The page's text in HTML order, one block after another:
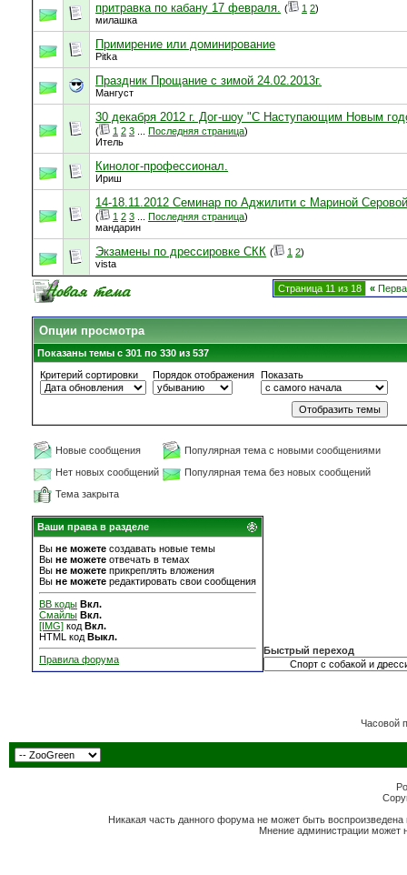
притравка по кабану 17 февраля. ( 1 2)
милашка
Примирение или доминирование
Pitka
Праздник Прощание с зимой 24.02.2013г.
Мангуст
30 декабря 2012 г. Дог-шоу "С Наступающим Новым
( 1 2 3 Последняя страница)
Итель
Кинолог-профессионал.
Ириш
14-18.11.2012 Семинар по Аджилити с Мариной Серовой
( 1 2 3 Последняя страница)
мандарин
Экзамены по дрессировке СКК ( 1 2)
vista
Страница 11 из 18 «
Опции просмотра
Показаны темы с 301 по 330 из 537
Критерий сортировки
Порядок отображения Показать
Новые сообщения
Популярная тема с новыми сообщениями
Нет новых сообщений
Популярная тема без новых сообщений
Тема закрыта
Ваши права в разделе
Вы не можете создавать новые темы
Вы не можете отвечать в темах
Вы не можете прикреплять вложения
Вы не можете редактировать свои сообщения
BB коды Вкл.
Смайлы Вкл.
[IMG] код Вкл.
HTML код Выкл.
Правила форума
Быстрый переход
Часовой
Никакая часть данного форума не может быть
Мнение администрации может